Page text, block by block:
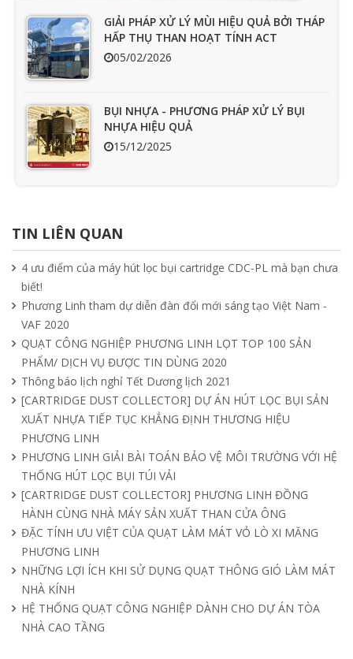
GIẢI PHÁP XỬ LÝ MÙI HIỆU QUẢ BỞI THÁP
HẤP THỤ THAN HOẠT TÍNH ACT
05/02/2026
BỤI NHỰA - PHƯƠNG PHÁP XỬ LÝ BỤI
NHỰA HIỆU QUẢ
15/12/2025
15/04/2025
11/04/2025
Quạt nồi hơi công nghiệp và cách phân
loại theo mục đích sử dụng chuẩn nhất
04/04/2025
TIN LIÊN QUAN
4 ưu điểm của máy hút lọc bụi cartridge CDC-PL mà bạn chưa
biết!
Phương Linh tham dự diễn đàn đổi mới sáng tạo Việt Nam -
VAF 2020
QUẠT CÔNG NGHIỆP PHƯƠNG LINH LỌT TOP 100 SẢN
PHẨM/ DỊCH VỤ ĐƯỢC TIN DÙNG 2020
Thông báo lịch nghỉ Tết Dương lịch 2021
[CARTRIDGE DUST COLLECTOR] DỰ ÁN HÚT LỌC BỤI SẢN
XUẤT NHỰA TIẾP TỤC KHẲNG ĐỊNH THƯƠNG HIỆU
PHƯƠNG LINH
PHƯƠNG LINH GIẢI BÀI TOÁN BẢO VỆ MÔI TRƯỜNG VỚI HỆ
THỐNG HÚT LỌC BỤI TÚI VẢI
[CARTRIDGE DUST COLLECTOR] PHƯƠNG LINH ĐỒNG
HÀNH CÙNG NHÀ MÁY SẢN XUẤT THAN CỬA ÔNG
ĐẶC TÍNH ƯU VIỆT CỦA QUẠT LÀM MÁT VỎ LÒ XI MĂNG
PHƯƠNG LINH
NHỮNG LỢI ÍCH KHI SỬ DỤNG QUẠT THÔNG GIÓ LÀM MÁT
NHÀ KÍNH
HỆ THỐNG QUẠT CÔNG NGHIỆP DÀNH CHO DỰ ÁN TÒA
NHÀ CAO TẦNG